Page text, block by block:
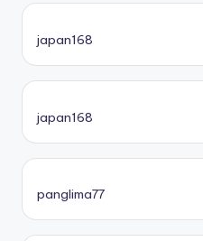
japan168
japan168
panglima77